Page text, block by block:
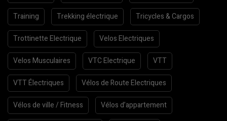
Training Trekking électrique Tricycles & Cargos
Trottinette Electrique Velos Electriques
Velos Musculaires VTC Electrique VTT
VTT Électriques Vélos de Route Electriques
Vélos de ville / Fitness Vélos d’appartement